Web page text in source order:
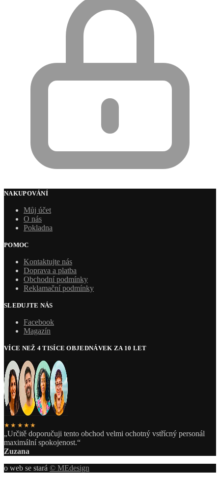
NAKUPOVÁNÍ
Můj účet
O nás
Pokladna
POMOC
Kontaktujte nás
Doprava a platba
Obchodní podmínky
Reklamační podmínky
SLEDUJTE NÁS
Facebook
Magazín
VÍCE NEŽ 4 TISÍCE OBJEDNÁVEK ZA 10 LET
★★★★★
„Určitě doporučuji tento obchod velmi ochotný vstřícný personál
maximální spokojenost.“
Zuzana
o web se stará © MEdesign